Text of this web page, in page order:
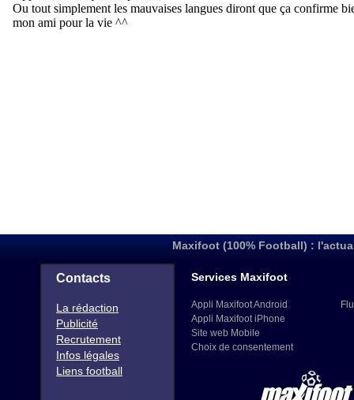
Maxifoot (100% Football) :
Contacts
La rédaction
Publicité
Recrutement
Infos légales
Liens football
Services Maxifoot
Appli Maxifoot Android
Appli Maxifoot iPhone
Site web Mobile
Choix de consentement